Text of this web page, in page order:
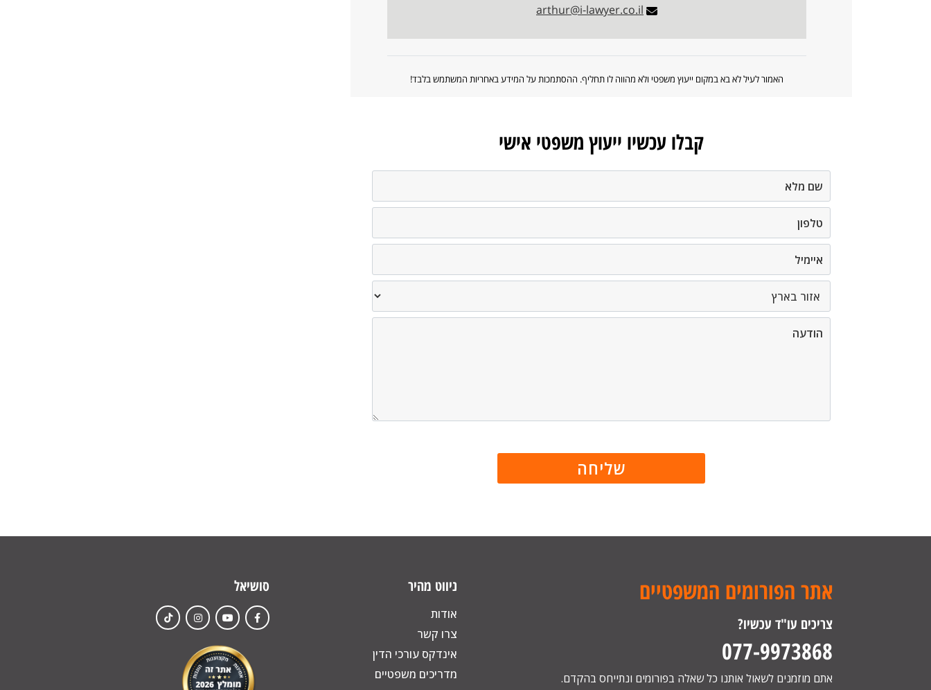
arthur@i-lawyer.co.il
האמור לעיל לא בא במקום ייעוץ משפטי ולא מהווה לו תחליף. ההסתמכות על המידע באחריות המשתמש בלבד!
קבלו עכשיו ייעוץ משפטי אישי
אתר הפורומים המשפטיים
צריכים עו"ד עכשיו?
077-9973868
אתם מוזמנים לשאול אותנו כל שאלה בפורומים ונתייחס בהקדם.
ניווט מהיר
אודות
צרו קשר
אינדקס עורכי הדין
מדריכים משפטיים
סושיאל